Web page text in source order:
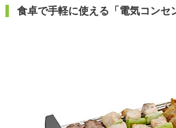
食卓で手軽に使える「電気コンセ